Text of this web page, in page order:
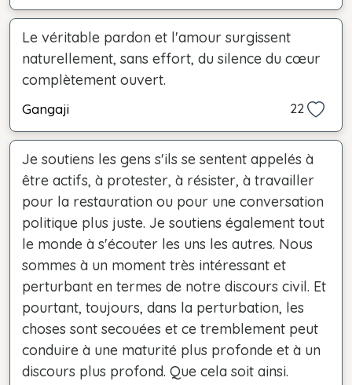
Le véritable pardon et l'amour surgissent
naturellement, sans effort, du silence du cœur
complètement ouvert.
Gangaji 22
Je soutiens les gens s'ils se sentent appelés à
être actifs, à protester, à résister, à travailler
pour la restauration ou pour une conversation
politique plus juste. Je soutiens également tout
le monde à s'écouter les uns les autres. Nous
sommes à un moment très intéressant et
perturbant en termes de notre discours civil. Et
pourtant, toujours, dans la perturbation, les
choses sont secouées et ce tremblement peut
conduire à une maturité plus profonde et à un
discours plus profond. Que cela soit ainsi.